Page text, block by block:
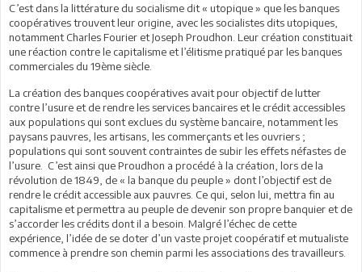
C’est dans la littérature du socialisme dit « utopique » que les banques
coopératives trouvent leur origine, avec les socialistes dits utopiques,
notamment Charles Fourier et Joseph Proudhon. Leur création constituait
une réaction contre le capitalisme et l’élitisme pratiqué par les banques
commerciales du 19ème siècle.
La création des banques coopératives avait pour objectif de lutter
contre l’usure et de rendre les services bancaires et le crédit accessibles
aux populations qui sont exclues du système bancaire, notamment les
paysans pauvres, les artisans, les commerçants et les ouvriers ;
populations qui sont souvent contraintes de subir les effets néfastes de
l’usure. C’est ainsi que Proudhon a procédé à la création, lors de la
révolution de 1849, de « la banque du peuple » dont l’objectif est de
rendre le crédit accessible aux pauvres. Ce qui, selon lui, mettra fin au
capitalisme et permettra au peuple de devenir son propre banquier et de
s’accorder les crédits dont il a besoin. Malgré l’échec de cette
expérience, l’idée de se doter d’un vaste projet coopératif et mutualiste
commence à prendre son chemin parmi les associations des travailleurs.